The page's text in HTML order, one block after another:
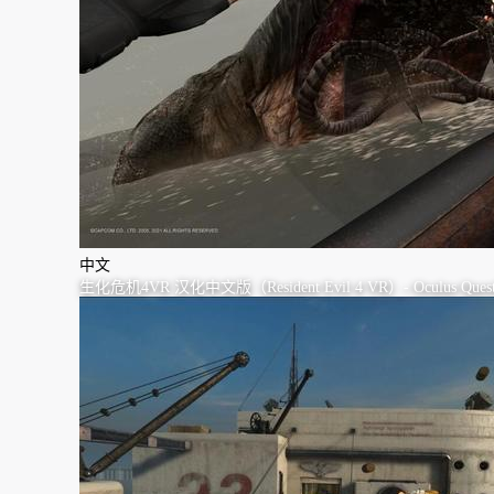
中文
生化危机4VR 汉化中文版（Resident Evil 4 VR）- Oculus